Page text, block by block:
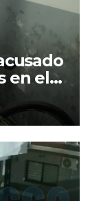
en el